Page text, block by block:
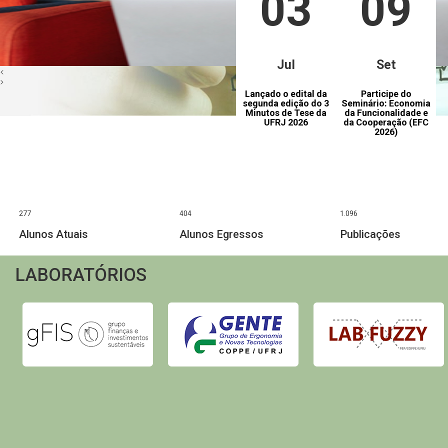
<
>
Jul
Lançado o edital da
segunda edição do 3
Minutos de Tese da
UFRJ 2026
Set
Participe do
Seminário: Economia
da Funcionalidade e
da Cooperação (EFC
2026)
277
Alunos Atuais
404
Alunos Egressos
1.334
Publicações
LABORATÓRIOS